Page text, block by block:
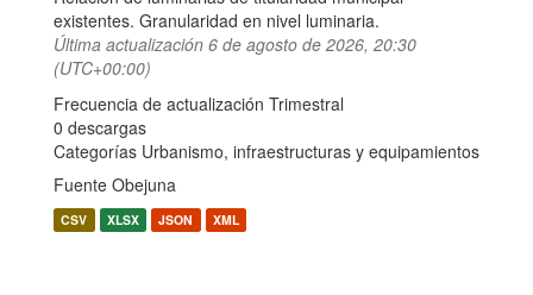
existentes. Granularidad en nivel luminaria.
Última actualización 6 de agosto de 2026, 20:30
(UTC+00:00)
Frecuencia de actualización Trimestral
0 descargas
Categorías Urbanismo, infraestructuras y equipamientos
Fuente Obejuna
CSV XLSX JSON XML